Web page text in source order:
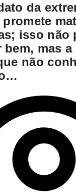
da
isso não
bem, mas
não